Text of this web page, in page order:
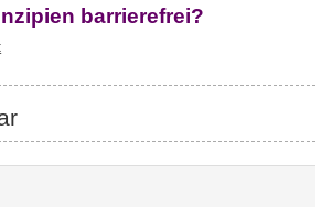
barrierefrei?